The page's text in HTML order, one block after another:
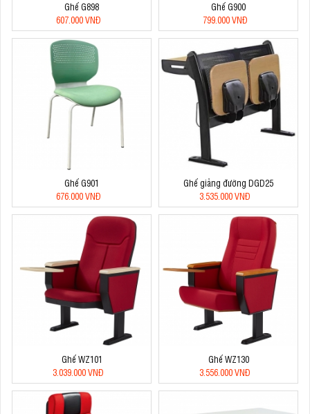
Ghế G898
607.000 VNĐ
Ghế G900
799.000 VNĐ
Ghế G901
676.000 VNĐ
Ghế giảng đường DGD25
3.535.000 VNĐ
Ghế WZ101
3.039.000 VNĐ
Ghế WZ130
3.556.000 VNĐ